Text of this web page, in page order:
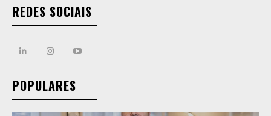
REDES SOCIAIS
POPULARES